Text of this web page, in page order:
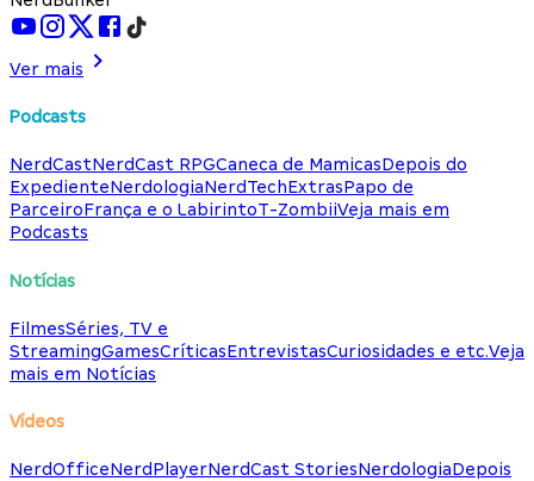
Ver mais
Podcasts
NerdCastNerdCast RPGCaneca de MamicasDepois do
ExpedienteNerdologiaNerdTechExtrasPapo de
ParceiroFrança e o LabirintoT-ZombiiVeja mais em
Podcasts
Notícias
FilmesSéries, TV e
StreamingGamesCríticasEntrevistasCuriosidades e etc.Veja
mais em Notícias
Vídeos
NerdOfficeNerdPlayerNerdCast StoriesNerdologiaDepois